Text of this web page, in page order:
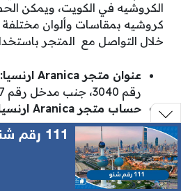
الكروشيه في الكويت، ويمكن
كروشيه بمقاسات وألوان
خلال التواصل مع المتجر
عنوان متجر Aranica ارنسيا:
رقم 3040، جنب مدخل رقم 7، محل أقمشة.
حساب متجر Aranica ارنسيا انستقرام:
111 رقم شنو بالكويت